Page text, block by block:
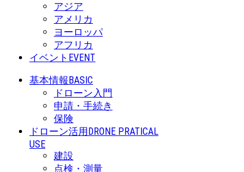
アジア
アメリカ
ヨーロッパ
アフリカ
イベント EVENT
基本情報BASIC
ドローン入門
申請・手続き
保険
ドローン活用DRONE PRATICAL
USE
建設
点検・測量